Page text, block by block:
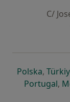
C/
Polskase
,
Portugalse
,